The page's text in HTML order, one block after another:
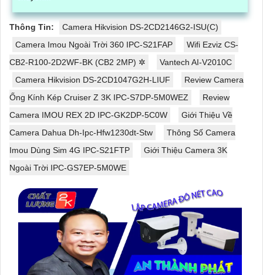
Thông Tin:
Camera Hikvision DS-2CD2146G2-ISU(C)
Camera Imou Ngoài Trời 360 IPC-S21FAP
Wifi Ezviz CS-
CB2-R100-2D2WF-BK (CB2 2MP) ✲
Vantech AI-V2010C
Camera Hikvision DS-2CD1047G2H-LIUF
Review Camera
Ống Kính Kép Cruiser Z 3K IPC-S7DP-5M0WEZ
Review
Camera IMOU REX 2D IPC-GK2DP-5C0W
Giới Thiệu Về
Camera Dahua Dh-Ipc-Hfw1230dt-Stw
Thông Số Camera
Imou Dùng Sim 4G IPC-S21FTP
Giới Thiệu Camera 3K
Ngoài Trời IPC-GS7EP-5M0WE